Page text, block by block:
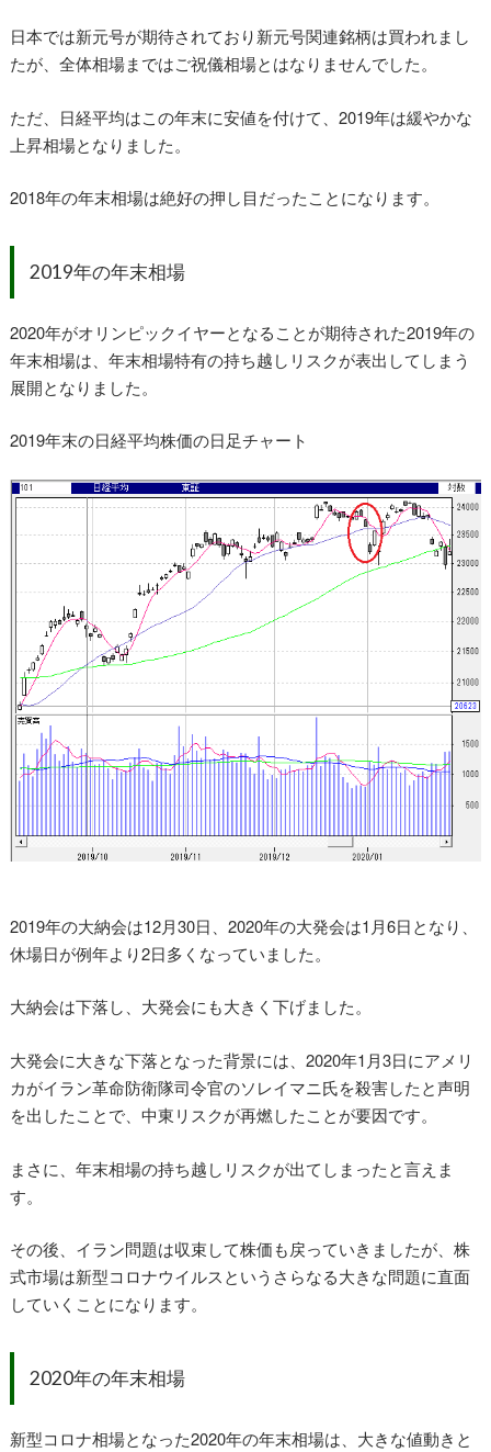
日本では新元号が期待されており新元号関連銘柄は買われまし
たが、全体相場まではご祝儀相場とはなりませんでした。
ただ、日経平均はこの年末に安値を付けて、2019年は緩やかな
上昇相場となりました。
2018年の年末相場は絶好の押し目だったことになります。
2019年の年末相場
2020年がオリンピックイヤーとなることが期待された2019年の
年末相場は、年末相場特有の持ち越しリスクが表出してしまう
展開となりました。
2019年末の日経平均株価の日足チャート
2019年の大納会は12月30日、2020年の大発会は1月6日となり、
休場日が例年より2日多くなっていました。
大納会は下落し、大発会にも大きく下げました。
大発会に大きな下落となった背景には、2020年1月3日にアメリ
カがイラン革命防衛隊司令官のソレイマニ氏を殺害したと声明
を出したことで、中東リスクが再燃したことが要因です。
まさに、年末相場の持ち越しリスクが出てしまったと言えま
す。
その後、イラン問題は収束して株価も戻っていきましたが、株
式市場は新型コロナウイルスというさらなる大きな問題に直面
していくことになります。
2020年の年末相場
新型コロナ相場となった2020年の年末相場は、大きな値動きと